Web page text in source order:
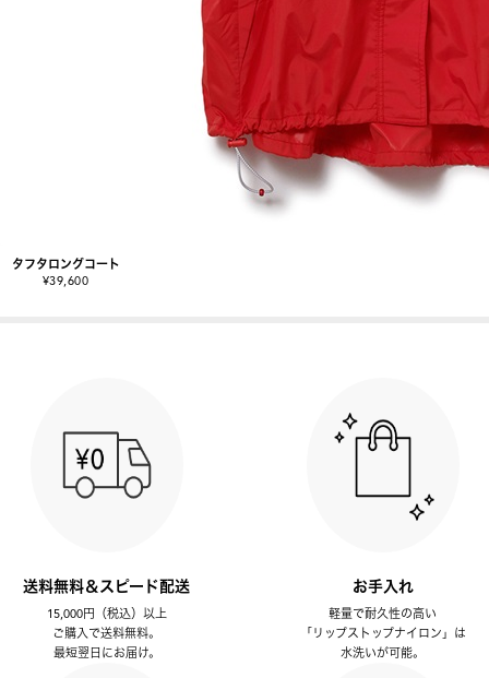
タフタロングコート
¥39,600
送料無料＆スピード配送
15,000円（税込）以上
ご購入で送料無料。
最短翌日にお届け。
お手入れ
軽量で耐久性の高い
「リップストップナイロン」は
水洗いが可能。